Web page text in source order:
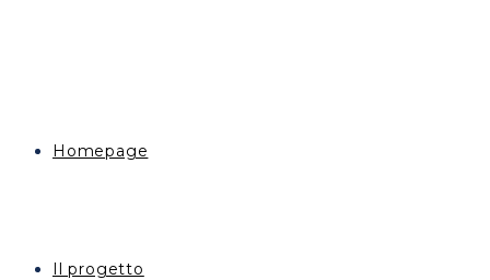
Homepage
Il progetto